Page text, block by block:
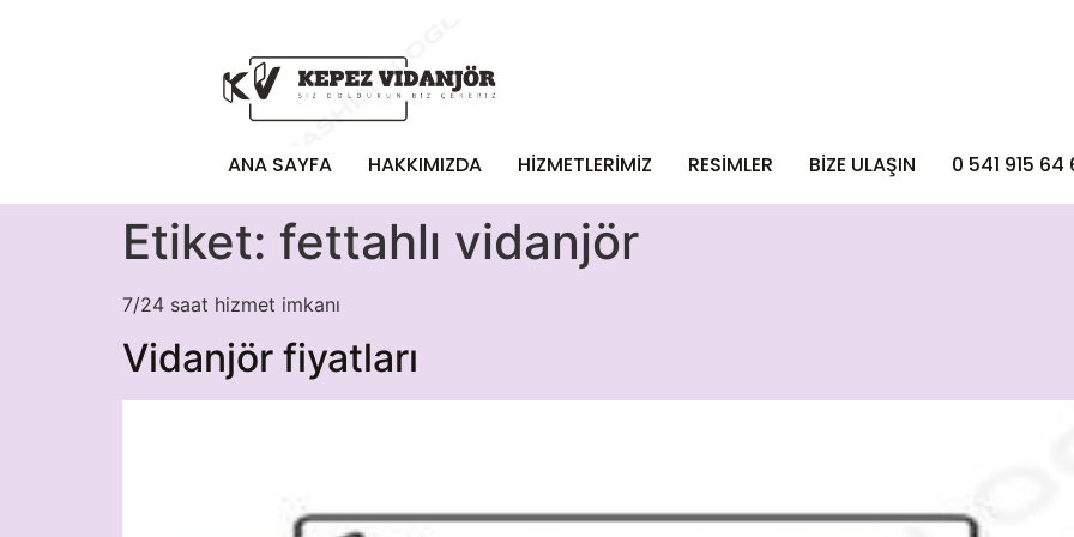
ANA SAYFA HAKKIMIZDA HİZMETLERİMİZ RESİMLER BIZE ULAŞIN 0 541 915 64
Etiket: fettahlı vidanjör
7/24 saat hizmet imkanı
Vidanjör fiyatları